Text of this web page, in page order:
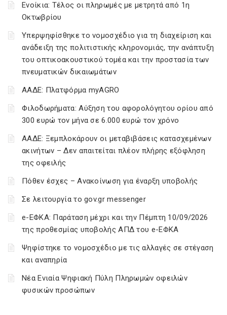
Ενοίκια: Τέλος οι πληρωμές με μετρητά από 1η
Οκτωβρίου
Υπερψηφίσθηκε το νομοσχέδιο για τη διαχείριση και
ανάδειξη της πολιτιστικής κληρονομιάς, την ανάπτυξη
του οπτικοακουστικού τομέα και την προστασία των
πνευματικών δικαιωμάτων
ΑΑΔΕ: Πλατφόρμα myAGRO
Φιλοδωρήματα: Αύξηση του αφορολόγητου ορίου από
300 ευρώ τον μήνα σε 6.000 ευρώ τον χρόνο
ΑΑΔΕ: Ξεμπλοκάρουν οι μεταβιβάσεις κατασχεμένων
ακινήτων – Δεν απαιτείται πλέον πλήρης εξόφληση
της οφειλής
Πόθεν έσχες – Ανακοίνωση για έναρξη υποβολής
Σε λειτουργία το gov.gr messenger
e-ΕΦΚΑ: Παράταση μέχρι και την Πέμπτη 10/09/2026
της προθεσμίας υποβολής ΑΠΔ του e-ΕΦΚΑ
Ψηφίστηκε το νομοσχέδιο με τις αλλαγές σε στέγαση
και αναπηρία
Νέα Ενιαία Ψηφιακή Πύλη Πληρωμών οφειλών
φυσικών προσώπων